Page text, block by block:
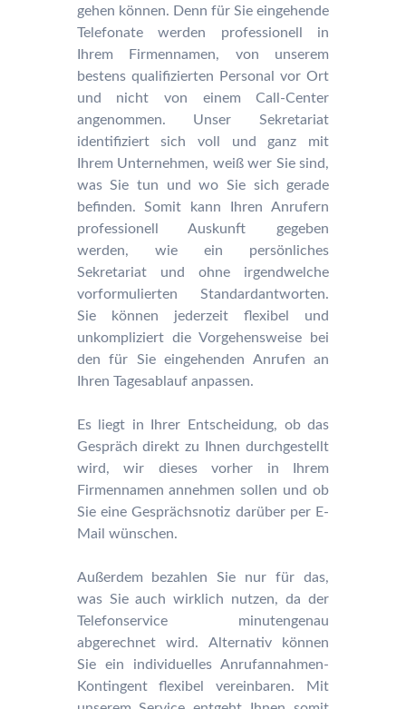
gehen können. Denn für Sie eingehende
Telefonate werden professionell in
Ihrem Firmennamen, von unserem
bestens qualifizierten Personal vor Ort
und nicht von einem Call-Center
angenommen. Unser Sekretariat
identifiziert sich voll und ganz mit
Ihrem Unternehmen, weiß wer Sie sind,
was Sie tun und wo Sie sich gerade
befinden. Somit kann Ihren Anrufern
professionell Auskunft gegeben
werden, wie ein persönliches
Sekretariat und ohne irgendwelche
vorformulierten Standardantworten.
Sie können jederzeit flexibel und
unkompliziert die Vorgehensweise bei
den für Sie eingehenden Anrufen an
Ihren Tagesablauf anpassen.
Es liegt in Ihrer Entscheidung, ob das
Gespräch direkt zu Ihnen durchgestellt
wird, wir dieses vorher in Ihrem
Firmennamen annehmen sollen und ob
Sie eine Gesprächsnotiz darüber per E-
Mail wünschen.
Außerdem bezahlen Sie nur für das,
was Sie auch wirklich nutzen, da der
Telefonservice minutengenau
abgerechnet wird. Alternativ können
Sie ein individuelles Anrufannahmen-
Kontingent flexibel vereinbaren. Mit